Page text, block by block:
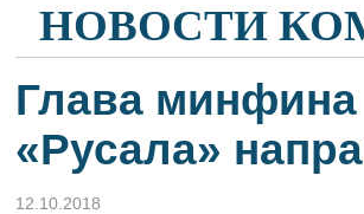
НОВОСТИ
Глава
«Русала»
12.10.2018